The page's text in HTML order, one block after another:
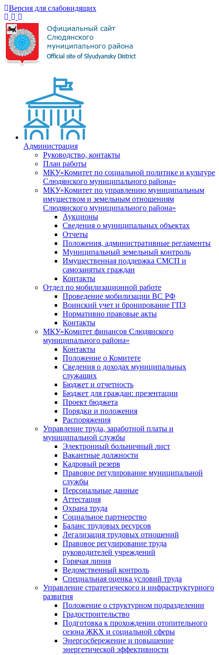
Версия для слабовидящих
Администрация
Руководство, контакты
План работы
МКУ«Комитет по социальной политике и культуре
Слюдянского муниципального района»
МКУ«Комитет по управлению муниципальным
имуществом и земельным отношениям
Слюдянского муниципального района»
Аукционы
Сведения о муниципальных объектах
Отчеты
Положения, административные регламенты
Муниципальный земельный контроль
Имущественная поддержка СМСП и
самозанятых граждан
Контакты
Отдел по мобилизационной работе
Проведение мобилизации ВС РФ
Воинский учет и бронирование ГПЗ
Нормативно правовые акты
Контакты
МКУ«Комитет финансов Слюдянского
муниципального района»
Контакты
Положение о Комитете
Сведения о доходах муниципальных
служащих
Бюджет и отчетность
Бюджет для граждан: презентации
Проект бюджета
Порядки и положения
Распоряжения
Управление труда, заработной платы и
муниципальной службы
Электронный больничный лист
Вакантные должности
Кадровый резерв
Правовое регулирование муниципальной
службы
Персональные данные
Аттестация
Охрана труда
Социальное партнерство
Баланс трудовых ресурсов
Легализация трудовых отношений
Правовое регулирование труда
руководителей учреждений
Горячая линия
Ведомственный контроль
Специальная оценка условий труда
Управление стратегического и инфраструктурного
развития
Положение о структурном подразделении
Градостроительство
Подготовка к прохождении отопительного
сезона ЖКХ и социальной сферы
Энергосбережение и повышение
энергетической эффективности